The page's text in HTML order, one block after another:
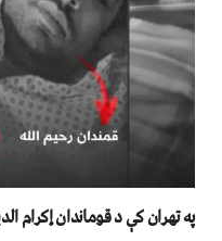
په تهران کې د قوماندان إکرام